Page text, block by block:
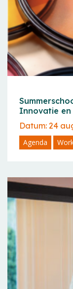
Innovatie en
Datum: 24
Agenda